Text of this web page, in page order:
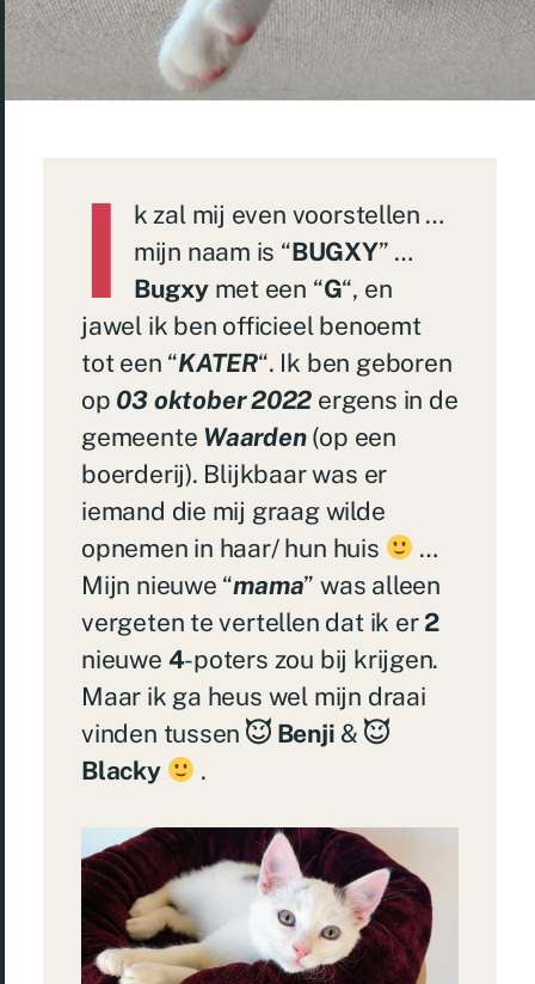
I
k zal mij even voorstellen …
mijn naam is “BUGXY” …
Bugxymet een “G“, en
jawel ik ben officieel benoemt
tot een “KATER“. Ik ben geboren
op 03 oktober 2022 ergens in de
gemeente Waarden(op een
boerderij). Blijkbaar was er
iemand die mij graag wilde
opnemen in haar/ hun huis
…
Mijn nieuwe “mama” was alleen
vergeten te vertellen dat ik er 2
nieuwe 4-poters zou bij krijgen.
Maar ik ga heus wel mijn draai
vinden tussen
Benji &
Blacky
.